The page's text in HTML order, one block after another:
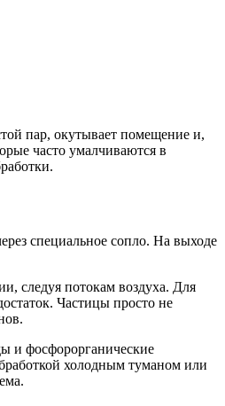
пар, окутывает помещение и,
часто умалчиваются в
специальное сопло. На выходе
следуя потокам воздуха. Для
Частицы просто не
и фосфорорганические
холодным туманом или